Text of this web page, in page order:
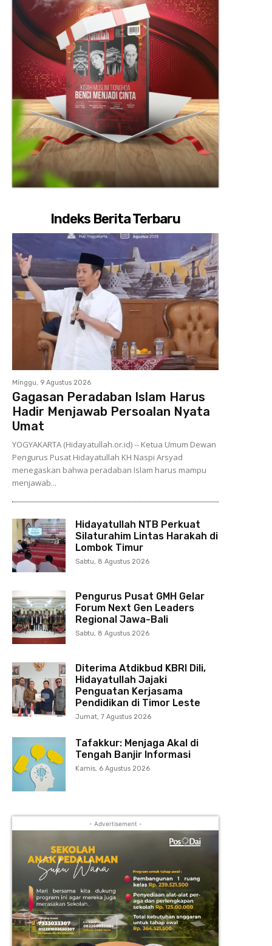
Indeks Berita Terbaru
Minggu, 9 Agustus 2026
Gagasan Peradaban Islam Harus
Hadir Menjawab Persoalan Nyata
Umat
YOGYAKARTA (Hidayatullah.or.id) -- Ketua Umum Dewan
Pengurus Pusat Hidayatullah KH Naspi Arsyad
menegaskan bahwa peradaban Islam harus mampu
menjawab...
Hidayatullah NTB Perkuat
Silaturahim Lintas Harakah di
Lombok Timur
Sabtu, 8 Agustus 2026
Pengurus Pusat GMH Gelar
Forum Next Gen Leaders
Regional Jawa-Bali
Sabtu, 8 Agustus 2026
Diterima Atdikbud KBRI Dili,
Hidayatullah Jajaki
Penguatan Kerjasama
Pendidikan di Timor Leste
Jumat, 7 Agustus 2026
Tafakkur: Menjaga Akal di
Tengah Banjir Informasi
Kamis, 6 Agustus 2026
- Advertisement -